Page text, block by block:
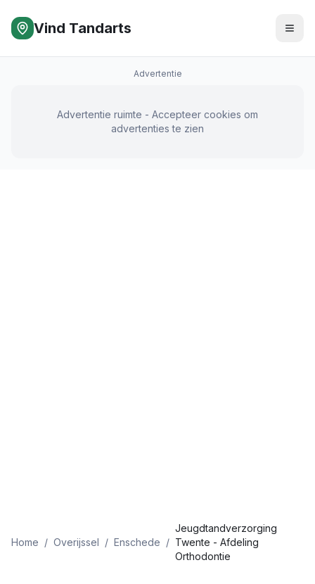
Vind Tandarts
Advertentie
Advertentie ruimte - Accepteer cookies om
advertenties te zien
Home / Overijssel / Enschede /
Jeugdtandverzorging
Twente - Afdeling
Orthodontie